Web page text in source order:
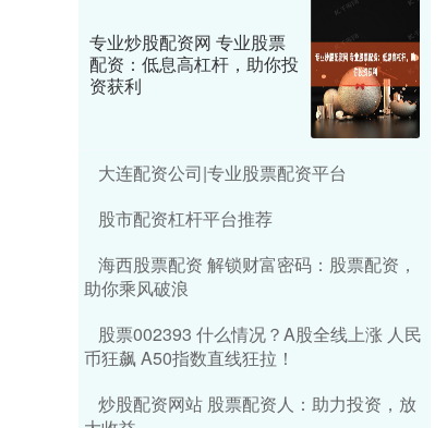
专业炒股配资网 专业股票
配资：低息高杠杆，助你投
资获利
大连配资公司|专业股票配资平台
股市配资杠杆平台推荐
海西股票配资 解锁财富密码：股票配资，
助你乘风破浪
股票002393 什么情况？A股全线上涨 人民
币狂飙 A50指数直线狂拉！
炒股配资网站 股票配资人：助力投资，放